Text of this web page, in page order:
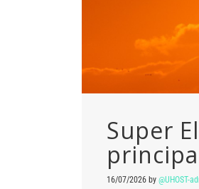
Super
16/07/2026 by @UHOST-